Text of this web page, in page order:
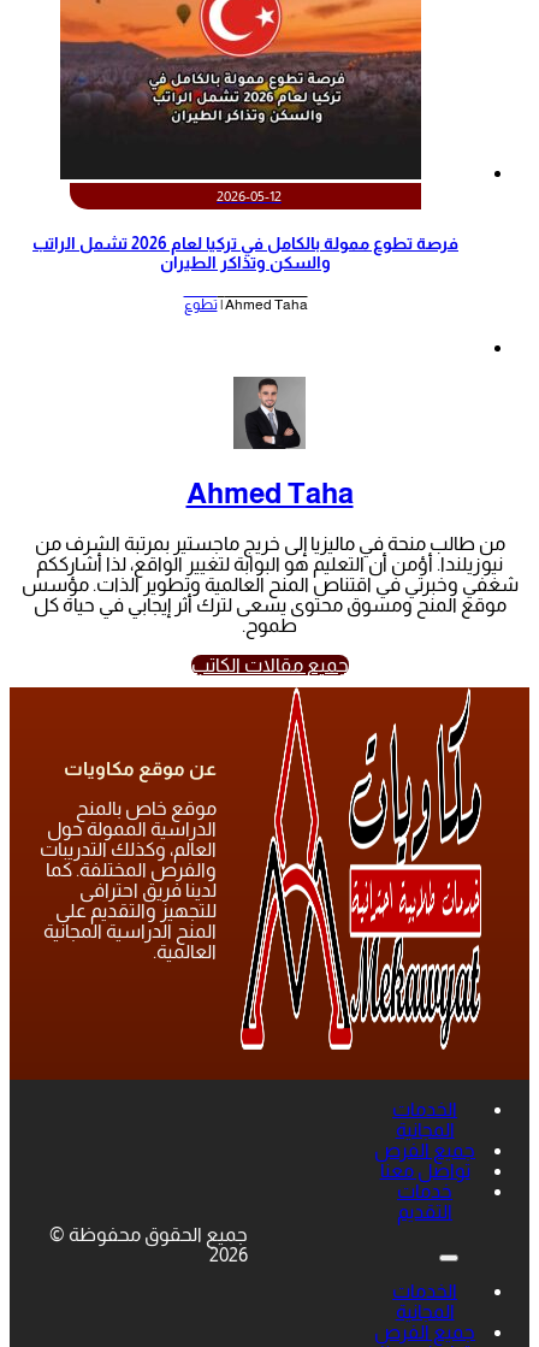
2026-05-12
‫فرصة تطوع ممولة بالكامل في تركيا لعام 2026 تشمل الراتب
والسكن وتذاكر الطيران‬
Ahmed Taha | تطوع
Ahmed Taha
من طالب منحة في ماليزيا إلى خريج ماجستير بمرتبة الشرف من
نيوزيلندا. أؤمن أن التعليم هو البوابة لتغيير الواقع، لذا أشارككم
شغفي وخبرتي في اقتناص المنح العالمية وتطوير الذات. مؤسس
موقع المنح ومسوق محتوى يسعى لترك أثر إيجابي في حياة كل
طموح.
جميع مقالات الكاتب
عن موقع مكاويات
موقع خاص بالمنح
الدراسية الممولة حول
العالم، وكذلك التدريبات
والفرص المختلفة. كما
لدينا فريق احترافى
للتجهيز والتقديم على
المنح الدراسية المجانية
العالمية.
الخدمات
المجانية
جميع الفرص
تواصل معنا
خدمات
التقديم
الخدمات
المجانية
جميع الفرص
جميع الحقوق محفوظة ©
2026